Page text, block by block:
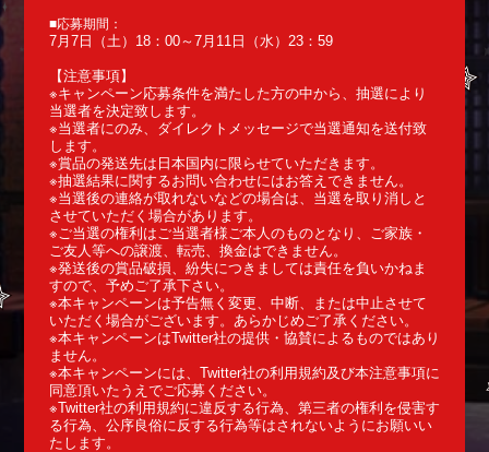
■応募期間：
7月7日（土）18：00～7月11日（水）23：59
【注意事項】
※キャンペーン応募条件を満たした方の中から、抽選により
当選者を決定致します。
※当選者にのみ、ダイレクトメッセージで当選通知を送付致
します。
※賞品の発送先は日本国内に限らせていただきます。
※抽選結果に関するお問い合わせにはお答えできません。
※当選後の連絡が取れないなどの場合は、当選を取り消しと
させていただく場合があります。
※ご当選の権利はご当選者様ご本人のものとなり、ご家族・
ご友人等への譲渡、転売、換金はできません。
※発送後の賞品破損、紛失につきましては責任を負いかねま
すので、予めご了承下さい。
※本キャンペーンは予告無く変更、中断、または中止させて
いただく場合がございます。あらかじめご了承ください。
※本キャンペーンはTwitter社の提供・協賛によるものではあり
ません。
※本キャンペーンには、Twitter社の利用規約及び本注意事項に
同意頂いたうえでご応募ください。
※Twitter社の利用規約に違反する行為、第三者の権利を侵害す
る行為、公序良俗に反する行為等はされないようにお願いい
たします。